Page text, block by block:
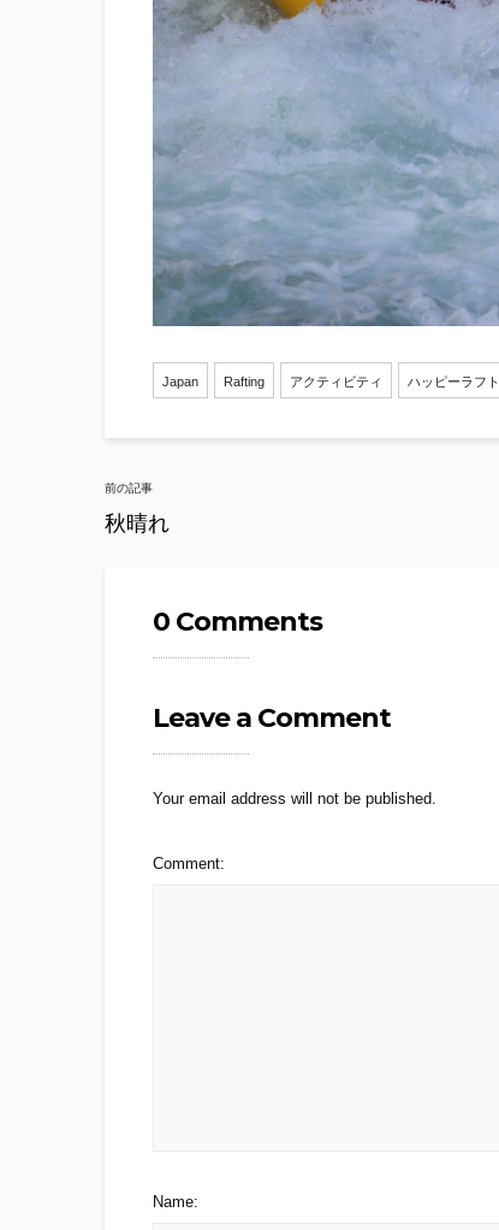
Japan Rafting アクティビティ ハッピーラフト
Post
navigation
前の記事
秋晴れ
0 Comments
Leave a Comment
Your email address will not be published.
Comment:
Name: